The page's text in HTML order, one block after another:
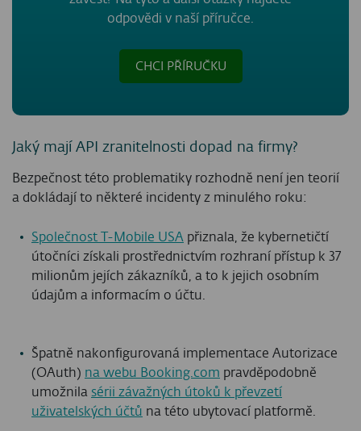
odpovědi v naší příručce.
CHCI PŘÍRUČKU
Jaký mají API zranitelnosti dopad na firmy?
Bezpečnost této problematiky rozhodně není jen teorií
a dokládají to některé incidenty z minulého roku:
Společnost T-Mobile USA přiznala, že kybernetičtí
útočníci získali prostřednictvím rozhraní přístup k 37
milionům jejích zákazníků, a to k jejich osobním
údajům a informacím o účtu.
Špatně nakonfigurovaná implementace Autorizace
(OAuth) na webu Booking.com pravděpodobně
umožnila sérii závažných útoků k převzetí
uživatelských účtů na této ubytovací platformě.